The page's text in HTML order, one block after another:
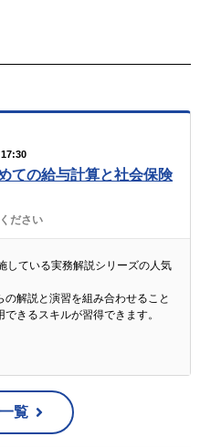
ての給与計算と社会保険
ださい
している実務解説シリーズの人気
解説と演習を組み合わせること
きるスキルが習得できます。
覧